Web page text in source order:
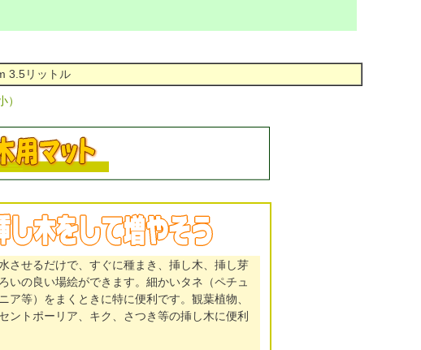
3.5リットル
）
させるだけで、すぐに種まき、挿し木、挿し芽
いの良い場絵ができます。細かいタネ（ペチュ
ア等）をまくときに特に便利です。観葉植物、
ントポーリア、キク、さつき等の挿し木に便利